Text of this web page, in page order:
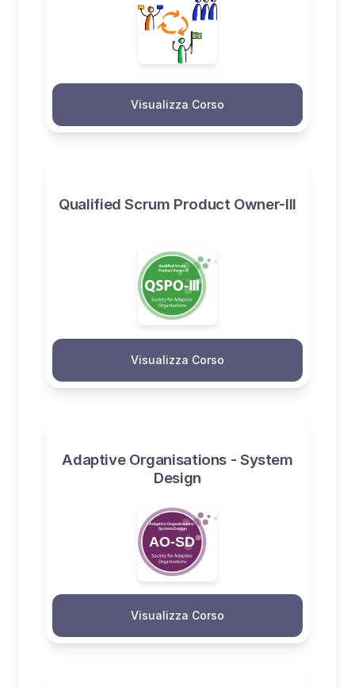
Visualizza Corso
Qualified Scrum Product Owner-III
Visualizza Corso
Adaptive Organisations - System
Design
Visualizza Corso